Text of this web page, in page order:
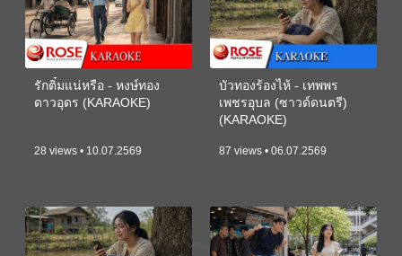
รักติ๋มแน่หรือ - หงษ์ทอง
ดาวอุดร (KARAOKE)
28 views • 10.07.2569
บัวทองร้องไห้ - เทพพร
เพชรอุบล (ซาวด์ดนตรี)
(KARAOKE)
87 views • 06.07.2569